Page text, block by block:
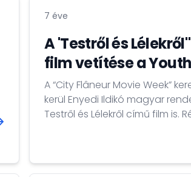
7 éve
A 'Testről és
film vetítése a
A “City Flâneur Movie Week”
kerül Enyedi Ildikó magyar
Testről és Lélekről című film is. Részletes program itt: Date Time